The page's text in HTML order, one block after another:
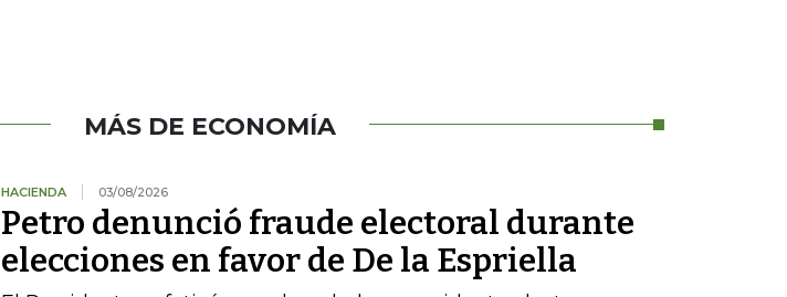
MÁS DE ECONOMÍA
HACIENDA 03/08/2026
Petro denunció fraude electoral durante
elecciones en favor de De la Espriella